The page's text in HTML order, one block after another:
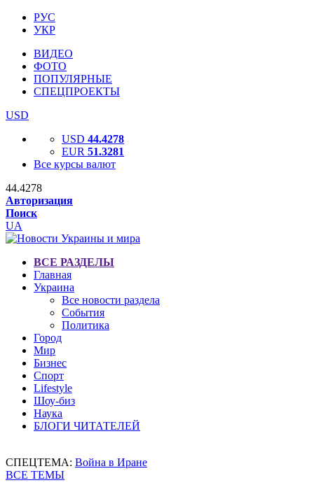
РУС
УКР
ВИДЕО
ФОТО
ПОПУЛЯРНЫЕ
СПЕЦПРОЕКТЫ
USD
USD 44.4278
EUR 51.3281
Все курсы валют
44.4278
Авторизация
Поиск
UA
ВСЕ РАЗДЕЛЫ
Главная
Украина
Все новости раздела
События
Политика
Город
Мир
Бизнес
Спорт
Lifestyle
Шоу-биз
Наука
БЛОГИ ЧИТАТЕЛЕЙ
СПЕЦТЕМА: Война в Иране
ВСЕ ТЕМЫ